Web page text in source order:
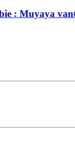
: Muyaya